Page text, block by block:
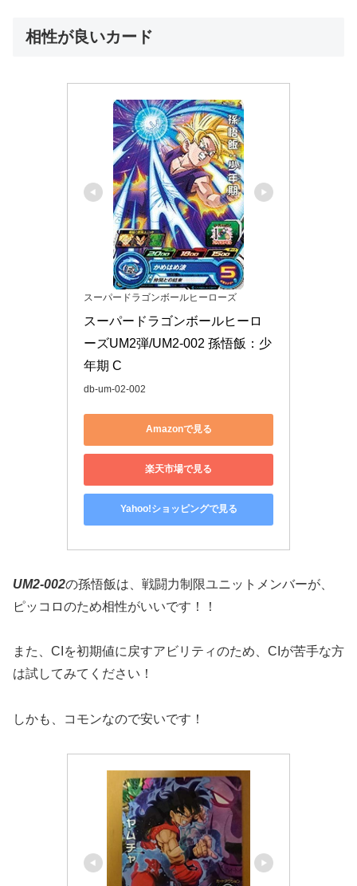
相性が良いカード
スーパードラゴンボールヒーローズ
スーパードラゴンボールヒーロ
ーズUM2弾/UM2-002 孫悟飯：少
年期 C
db-um-02-002
Amazonで見る
楽天市場で見る
Yahoo!ショッピングで見る
UM2-002の孫悟飯は、戦闘力制限ユニットメンバーが、
ピッコロのため相性がいいです！！
また、CIを初期値に戻すアビリティのため、CIが苦手な方
は試してみてください！
しかも、コモンなので安いです！